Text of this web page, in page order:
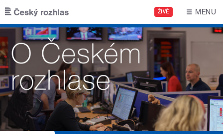
Přejít k hlavnímu obsahu
ŽIVĚ MENU